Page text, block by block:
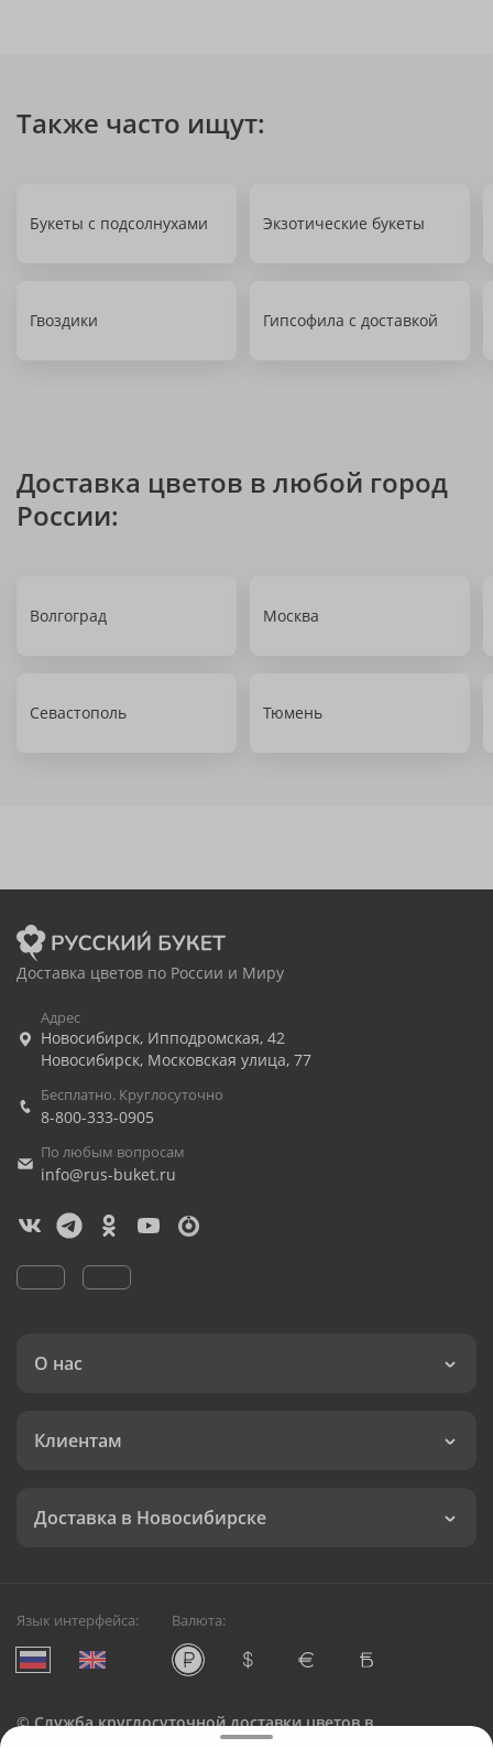
Также часто ищут:
Букеты с подсолнухами Экзотические букеты
Гвоздики Гипсофила с доставкой
Доставка цветов в любой город
России:
Волгоград Москва
Севастополь Тюмень
Доставка цветов по России и Миру
Адрес
Новосибирск, Ипподромская, 42
Новосибирск, Московская улица, 77
Бесплатно. Круглосуточно
8-800-333-0905
По любым вопросам
info@rus-buket.ru
О нас
Клиентам
Доставка в Новосибирске
Язык интерфейса: Валюта:
©Служба круглосуточной доставки цветов в